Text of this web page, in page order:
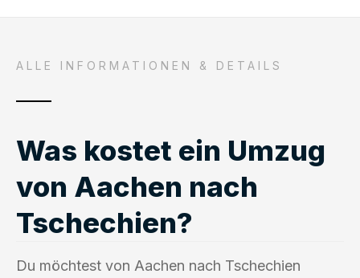
ALLE INFORMATIONEN & DETAILS
Was kostet ein Umzug
von Aachen nach
Tschechien?
Du möchtest von Aachen nach Tschechien